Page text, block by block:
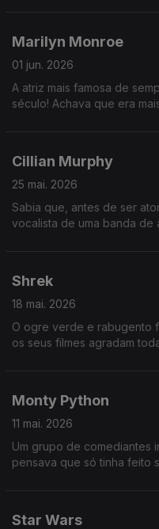
Marilyn Monroe
01 jun. 2026
A atriz mais famosa de
século! Achava que era
Cillian Murphy
25 mai. 2026
Sabia que, antes de ser
vocalista de uma banda de
Shrek
18 mai. 2026
O ogre verde e rabugento
os seus filmes agradam
Monty Python
11 mai. 2026
Um grupo de comediantes
pensava que só tinha feito
Star Wars